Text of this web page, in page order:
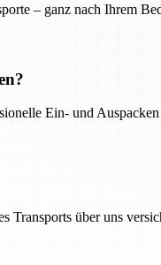
– ganz nach Ihrem
Ein- und
Transports über uns